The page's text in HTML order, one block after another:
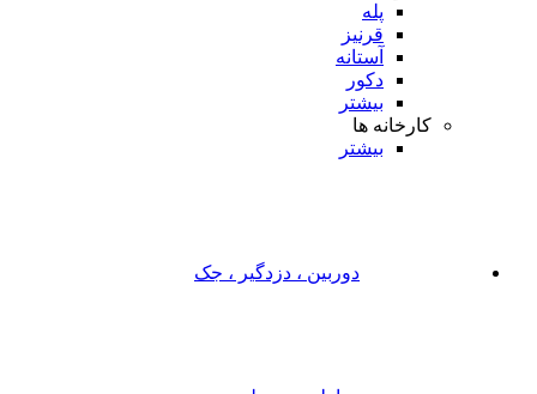
پله
قرنیز
آستانه
دکور
بیشتر
کارخانه ها
بیشتر
دوربین ، دزدگیر ، جک